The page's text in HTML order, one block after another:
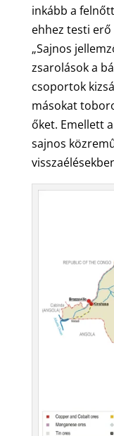
inkább a
ehhez testi erő
„Sajnos
zsarolások a
csoportok
másokat
őket. Emellett
sajnos